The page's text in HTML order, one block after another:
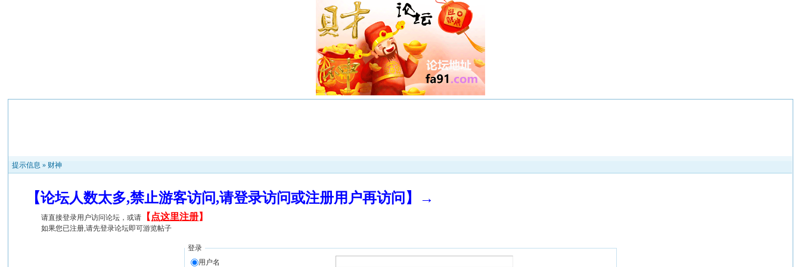
提示信息 » 财神
【论坛人数太多,禁止游客访问,请登录访问或注册用户再访问】→
请直接登录用户访问论坛，或请 【 点这里注册】
如果您已注册,请先登录论坛即可游览帖子
登录
用户名